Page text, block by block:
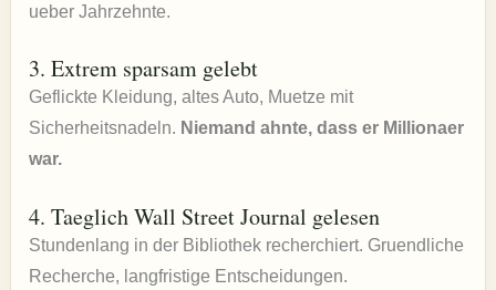
ueber Jahrzehnte.
3. Extrem sparsam gelebt
Geflickte Kleidung, altes Auto, Muetze mit
Sicherheitsnadeln. Niemand ahnte, dass er Millionaer
war.
4. Taeglich Wall Street Journal gelesen
Stundenlang in der Bibliothek recherchiert. Gruendliche
Recherche, langfristige Entscheidungen.